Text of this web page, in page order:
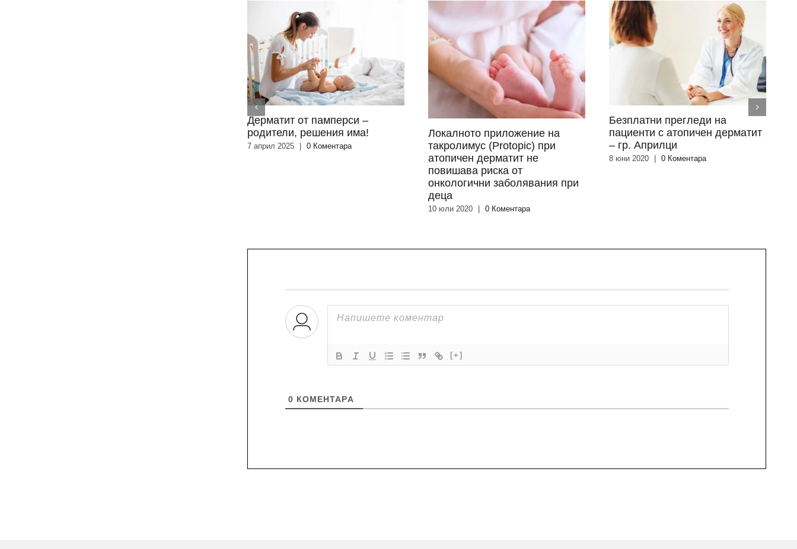
Дерматит от памперси –
родители, решения има!
7 април 2025 0 Коментара
Локалното приложение на
такролимус (Protopic) при
атопичен дерматит не
повишава риска от
онкологични заболявания при
деца
10 юли 2020 0 Коментара
Безплатни прегледи на
пациенти с атопичен дерматит
– гр. Априлци
8 юни 2020 0 Коментара
[+]
0 КОМЕНТАРA